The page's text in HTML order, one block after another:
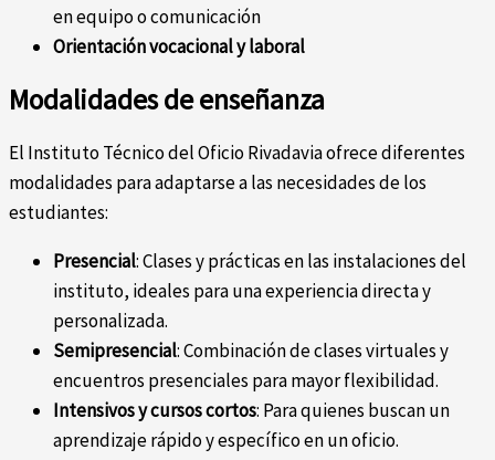
en equipo o comunicación
Orientación vocacional y laboral
Modalidades de enseñanza
El Instituto Técnico del Oficio Rivadavia ofrece diferentes
modalidades para adaptarse a las necesidades de los
estudiantes:
Presencial: Clases y prácticas en las instalaciones del
instituto, ideales para una experiencia directa y
personalizada.
Semipresencial: Combinación de clases virtuales y
encuentros presenciales para mayor flexibilidad.
Intensivos y cursos cortos: Para quienes buscan un
aprendizaje rápido y específico en un oficio.